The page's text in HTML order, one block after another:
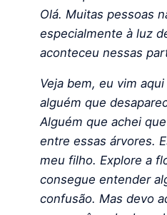
Olá. Muitas pessoas
especialmente à luz
aconteceu nessas
Veja bem, eu vim
alguém que
Alguém que achei
entre essas árvores.
meu filho. Explore a
consegue entender
confusão. Mas devo